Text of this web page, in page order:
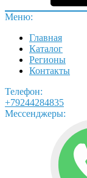
Меню:
Главная
Каталог
Регионы
Контакты
Телефон:
+79244284835
Мессенджеры: